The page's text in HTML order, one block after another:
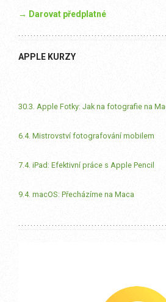
→ Darovat předplatné
APPLE KURZY
30.3. Apple Fotky: Jak na fotografie na
6.4. Mistrovství fotografování mobilem
7.4. iPad: Efektivní práce s Apple Pencil
9.4. macOS: Přecházíme na Maca